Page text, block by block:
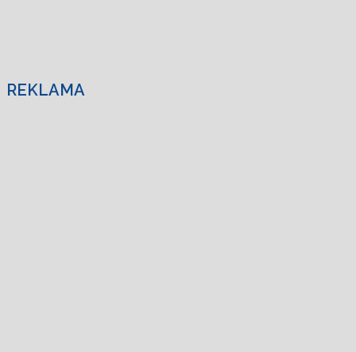
REKLAMA